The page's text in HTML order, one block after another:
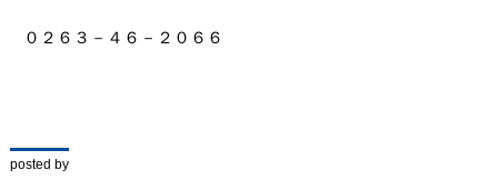
利一さんのアクセサリー
ぜひご高覧ください
※新型コロナなどの影響
０２６３－４６－２０６６
posted by